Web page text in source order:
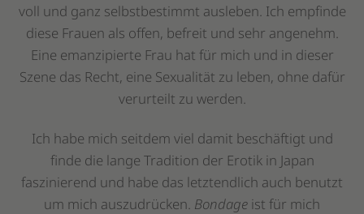
voll und ganz selbstbestimmt ausleben. Ich empfinde
diese Frauen als offen, befreit und sehr angenehm.
Eine emanzipierte Frau hat für mich und in dieser
Szene das Recht, eine Sexualität zu leben, ohne dafür
verurteilt zu werden.
Ich habe mich seitdem viel damit beschäftigt und
finde die lange Tradition der Erotik in Japan
faszinierend und habe das letztendlich auch benutzt
um mich auszudrücken. Bondage ist für mich